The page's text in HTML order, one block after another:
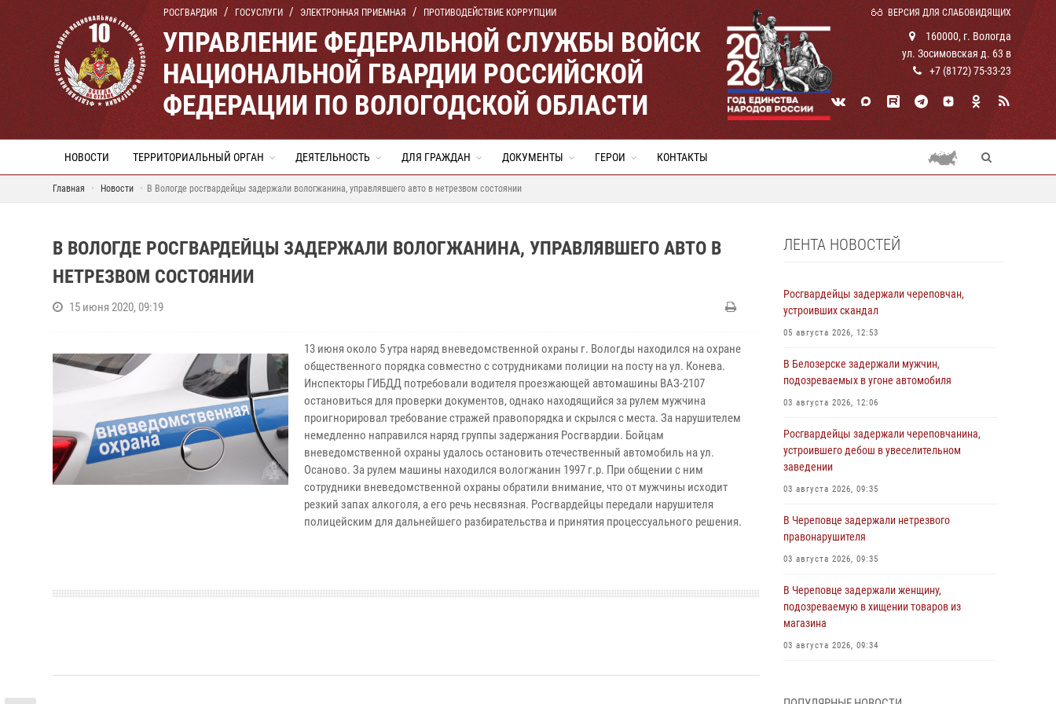
РОСГВАРДИЯ ГОСУСЛУГИ ЭЛЕКТРОННАЯ ПРИЕМНАЯ ПРОТИВОДЕЙСТВИЕ КОРРУПЦИИ ВЕРСИЯ ДЛЯ СЛАБОВИДЯЩИХ
УПРАВЛЕНИЕ ФЕДЕРАЛЬНОЙ СЛУЖБЫ ВОЙСК
НАЦИОНАЛЬНОЙ ГВАРДИИ РОССИЙСКОЙ
ФЕДЕРАЦИИ ПО ВОЛОГОДСКОЙ ОБЛАСТИ
160000, г. Вологда
ул. Зосимовская д. 63 в
+7 (8172) 75-33-23
НОВОСТИ ТЕРРИТОРИАЛЬНЫЙ ОРГАН ДЕЯТЕЛЬНОСТЬ ДЛЯ ГРАЖДАН ДОКУМЕНТЫ ГЕРОИ КОНТАКТЫ
Главная Новости В Вологде росгвардейцы задержали вологжанина, управлявшего авто в нетрезвом состоянии
В ВОЛОГДЕ РОСГВАРДЕЙЦЫ ЗАДЕРЖАЛИ ВОЛОГЖАНИНА, УПРАВЛЯВШЕГО АВТО В
НЕТРЕЗВОМ СОСТОЯНИИ
15 июня 2020, 09:19
13 июня около 5 утра наряд вневедомственной охраны г. Вологды находился на охране
общественного порядка совместно с сотрудниками полиции на посту на ул. Конева.
Инспекторы ГИБДД потребовали водителя проезжающей автомашины ВАЗ-2107
остановиться для проверки документов, однако находящийся за рулем мужчина
проигнорировал требование стражей правопорядка и скрылся с места. За нарушителем
немедленно направился наряд группы задержания Росгвардии. Бойцам
вневедомственной охраны удалось остановить отечественный автомобиль на ул.
Осаново. За рулем машины находился вологжанин 1997 г.р. При общении с ним
сотрудники вневедомственной охраны обратили внимание, что от мужчины исходит
резкий запах алкоголя, а его речь несвязная. Росгвардейцы передали нарушителя
полицейским для дальнейшего разбирательства и принятия процессуального решения.
ЛЕНТА НОВОСТЕЙ
Росгвардейцы задержали череповчан,
устроивших скандал
05 августа 2026, 12:53
В Белозерске задержали мужчин,
подозреваемых в угоне автомобиля
03 августа 2026, 12:06
Росгвардейцы задержали череповчанина,
устроившего дебош в увеселительном
заведении
03 августа 2026, 09:35
В Череповце задержали нетрезвого
правонарушителя
03 августа 2026, 09:35
В Череповце задержали женщину,
подозреваемую в хищении товаров из
магазина
03 августа 2026, 09:34